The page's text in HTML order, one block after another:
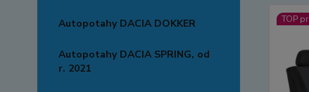
Autopotahy DACIA DOKKER
Autopotahy DACIA SPRING, od
r. 2021
TOP